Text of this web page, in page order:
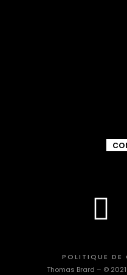
POLITIQUE DE
Thomas Brard – ©